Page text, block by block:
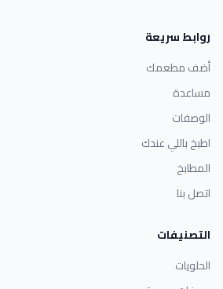
روابط سريعة
أضف مطعمك
مساعدة
الوصفات
اطبخ باللي عندك
المطابخ
اتصل بنا
التصنيفات
الحلويات